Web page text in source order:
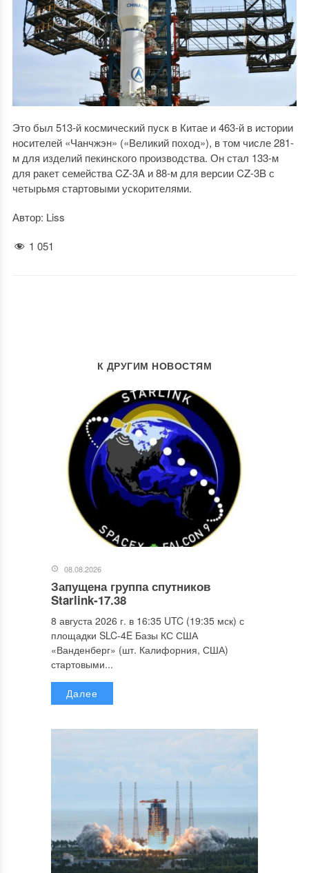
Это был 513-й космический пуск в Китае и 463-й в истории
носителей «Чанчжэн» («Великий поход»), в том числе 281-
м для изделий пекинского производства. Он стал 133-м
для ракет семейства CZ-3A и 88-м для версии CZ-3B с
четырьмя стартовыми ускорителями.
Автор: Liss
1 051
К ДРУГИМ НОВОСТЯМ
08.08.2026
Запущена группа спутников
Starlink-17.38
8 августа 2026 г. в 16:35 UTC (19:35 мск) с
площадки SLC-4E Базы КС США
«Ванденберг» (шт. Калифорния, США)
стартовыми...
Далее